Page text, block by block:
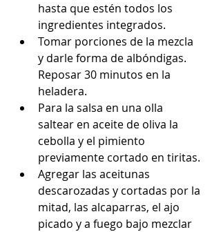
hasta que estén todos los
ingredientes integrados.
Tomar porciones de la mezcla
y darle forma de albóndigas.
Reposar 30 minutos en la
heladera.
Para la salsa en una olla
saltear en aceite de oliva la
cebolla y el pimiento
previamente cortado en tiritas.
Agregar las aceitunas
descarozadas y cortadas por la
mitad, las alcaparras, el ajo
picado y a fuego bajo mezclar